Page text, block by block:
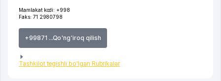
Mamlakat kodi: +998
Faks: 71 2980798
+99871 ...Qo'ng'iroq qilish
Tashkilot tegishli bo'lgan Rubrikalar